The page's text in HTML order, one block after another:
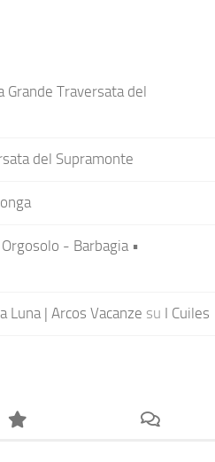
Grande Traversata del
del Supramonte
- Barbagia •
Luna | Arcos Vacanze su I Cuiles